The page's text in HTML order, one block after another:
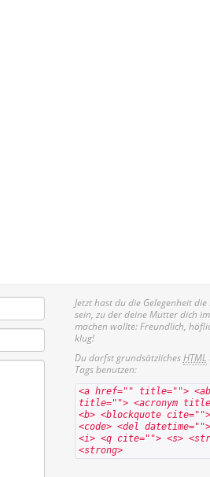
Jetzt hast du die Gelegenheit die
sein, zu der deine Mutter dich
machen wollte: Freundlich,
klug!
Du darfst grundsätzlichesHTML
Tags benutzen:
<a href="" title="">
title=""> <acronym
<b> <blockquote
<code> <del datetime="">
<i> <q cite=""> <s>
<strong>